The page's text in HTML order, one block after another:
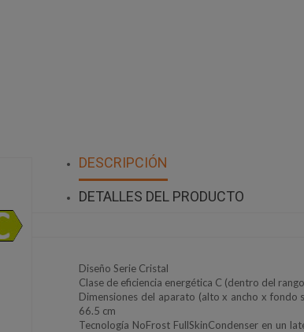
DESCRIPCIÓN
DETALLES DEL PRODUCTO
Diseño Serie Cristal
Clase de eficiencia energética C (dentro del
Dimensiones del aparato (alto x ancho x fondo
66.5 cm
Tecnología NoFrost FullSkinCondenser en un